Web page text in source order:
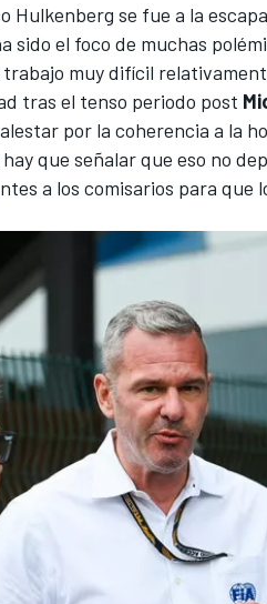
Hulkenberg se fue a la
sido el foco de muchas
muy difícil
tras el tenso periodo post
por la coherencia a la
que señalar que eso no
a los comisarios para que